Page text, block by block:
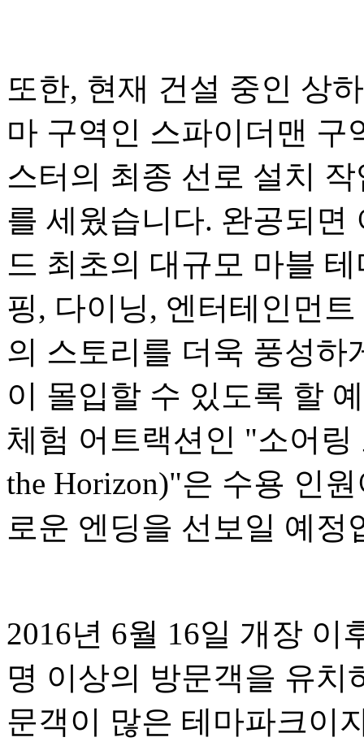
또한, 현재 건설 중인 상
마 구역인 스파이더맨 구
스터의 최종 선로 설치
를 세웠습니다. 완공되면
드 최초의 대규모 마블
핑, 다이닝, 엔터테인먼
의 스토리를 더욱 풍성하
이 몰입할 수 있도록 할
체험 어트랙션인 "소어링
the Horizon)"은 수용 인
로운 엔딩을 선보일 예정
2016년 6월 16일 개장 이
명 이상의 방문객을 유
문객이 많은 테마파크이